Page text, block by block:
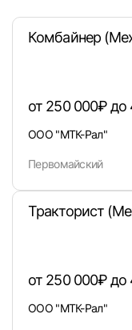
Комбайнер
от 250 000₽
ООО "МТК-Рал"
Первомайский
Тракторист
от 250 000₽
ООО "МТК-Рал"